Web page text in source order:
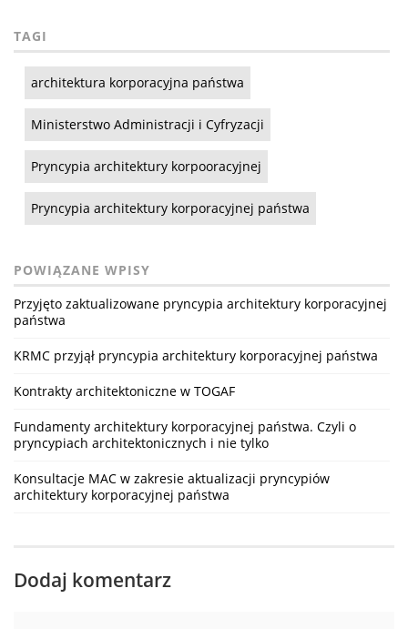
TAGI
architektura korporacyjna państwa
Ministerstwo Administracji i Cyfryzacji
Pryncypia architektury korpooracyjnej
Pryncypia architektury korporacyjnej państwa
POWIĄZANE WPISY
Przyjęto zaktualizowane pryncypia architektury korporacyjnej
państwa
KRMC przyjął pryncypia architektury korporacyjnej państwa
Kontrakty architektoniczne w TOGAF
Fundamenty architektury korporacyjnej państwa. Czyli o
pryncypiach architektonicznych i nie tylko
Konsultacje MAC w zakresie aktualizacji pryncypiów
architektury korporacyjnej państwa
Dodaj komentarz